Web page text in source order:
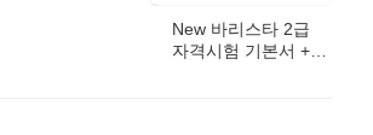
New 바리스타 2급
자격시험 기본서 +